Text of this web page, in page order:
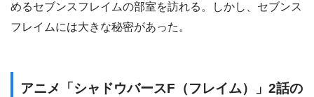
めるセブンスフレイムの部室を訪れる。しかし、セブンス
フレイムには大きな秘密があった。
アニメ「シャドウバースF（フレイム）」2話の